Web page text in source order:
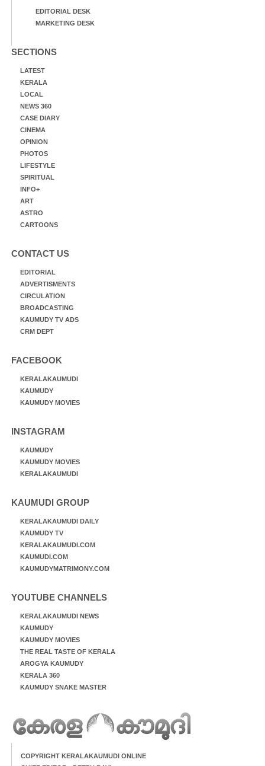
EDITORIAL DESK
MARKETING DESK
SECTIONS
LATEST
KERALA
LOCAL
NEWS 360
CASE DIARY
CINEMA
OPINION
PHOTOS
LIFESTYLE
SPIRITUAL
INFO+
ART
ASTRO
CARTOONS
CONTACT US
EDITORIAL
ADVERTISMENTS
CIRCULATION
BROADCASTING
KAUMUDY TV ADS
CRM DEPT
FACEBOOK
KERALAKAUMUDI
KAUMUDY
KAUMUDY MOVIES
INSTAGRAM
KAUMUDY
KAUMUDY MOVIES
KERALAKAUMUDI
KAUMUDI GROUP
KERALAKAUMUDI DAILY
KAUMUDY TV
KERALAKAUMUDI.COM
KAUMUDI.COM
KAUMUDYMATRIMONY.COM
YOUTUBE CHANNELS
KERALAKAUMUDI NEWS
KAUMUDY
KAUMUDY MOVIES
THE REAL TASTE OF KERALA
AROGYA KAUMUDY
KERALA 360
KAUMUDY SNAKE MASTER
COPYRIGHT KERALAKAUMUDI ONLINE